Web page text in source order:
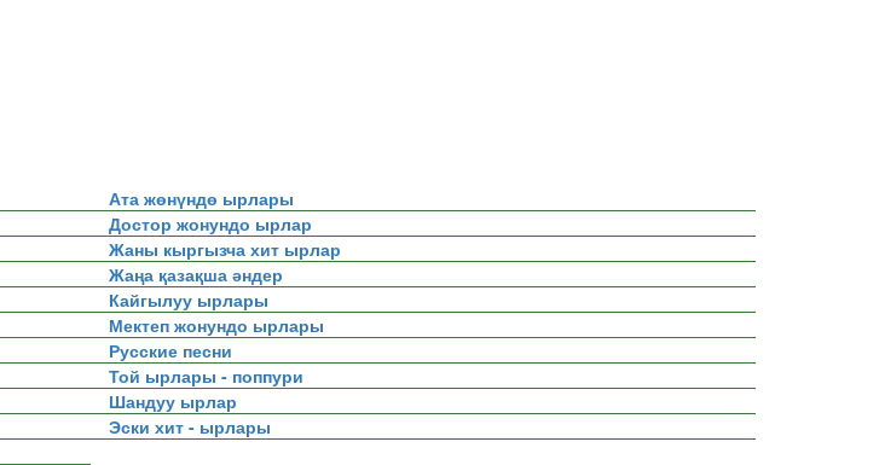
Ата жөнүндө ырлары
Достор жонундо ырлар
Жаны кыргызча хит ырлар
Жаңа қазақша әндер
Кайгылуу ырлары
Мектеп жонундо ырлары
Русские песни
Той ырлары - поппури
Шандуу ырлар
Эски хит - ырлары